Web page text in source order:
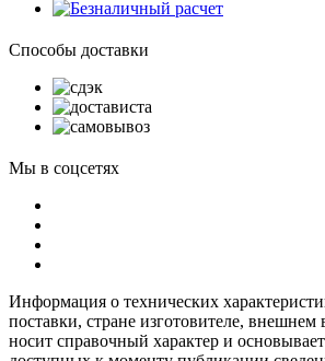
Способы доставки
Мы в соцсетях
Информация о технических
поставки, стране изготовителе, внешнем
носит справочный характер и